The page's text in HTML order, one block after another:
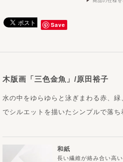
Save
和紙
長い繊維が絡み合い高
木版画「三色金魚」/原田裕子
水の中をゆらゆらと泳ぎまわる赤、
でシルエットを描いたシンプルで落ち